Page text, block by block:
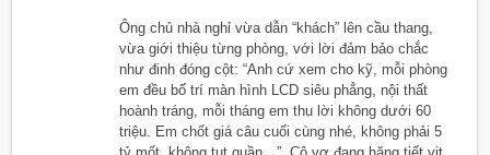
Ông chủ nhà nghỉ vừa dẫn “khách” lên cầu thang,
vừa giới thiệu từng phòng, với lời đảm bảo chắc
như đinh đóng cột: “Anh cứ xem cho kỹ, mỗi phòng
em đều bố trí màn hình LCD siêu phẳng, nội thất
hoành tráng, mỗi tháng em thu lời không dưới 60
triệu. Em chốt giá câu cuối cùng nhé, không phải 5